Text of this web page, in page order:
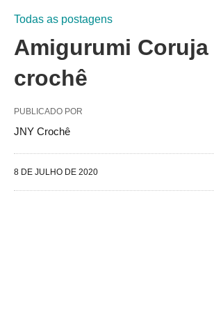
Todas as postagens
Amigurumi Coruja
crochê
PUBLICADO POR
JNY Crochê
8 DE JULHO DE 2020